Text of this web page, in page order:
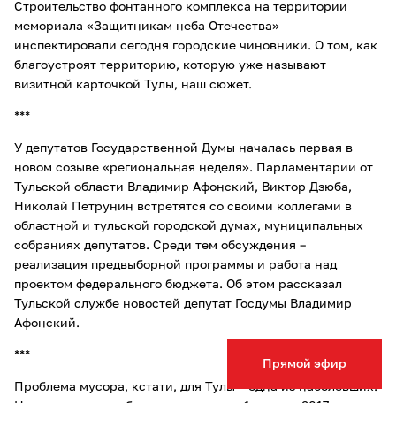
Прямой эфир
Строительство фонтанного комплекса на территории
мемориала «Защитникам неба Отечества»
инспектировали сегодня городские чиновники. О том, как
благоустроят территорию, которую уже называют
визитной карточкой Тулы, наш сюжет.
***
У депутатов Государственной Думы началась первая в
новом созыве «региональная неделя». Парламентарии от
Тульской области Владимир Афонский, Виктор Дзюба,
Николай Петрунин встретятся со своими коллегами в
областной и тульской городской думах, муниципальных
собраниях депутатов. Среди тем обсуждения –
реализация предвыборной программы и работа над
проектом федерального бюджета. Об этом рассказал
Тульской службе новостей депутат Госдумы Владимир
Афонский.
***
Проблема мусора, кстати, для Тулы – одна из наболевших.
Напомним, вывоз бытовых отходов с 1 января 2017 года